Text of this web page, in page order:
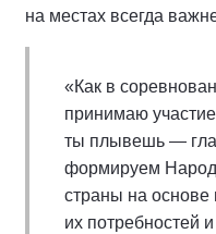
на местах всегда
«Как в
принимаю
ты плывешь —
формируем
страны на основе
их потребностей